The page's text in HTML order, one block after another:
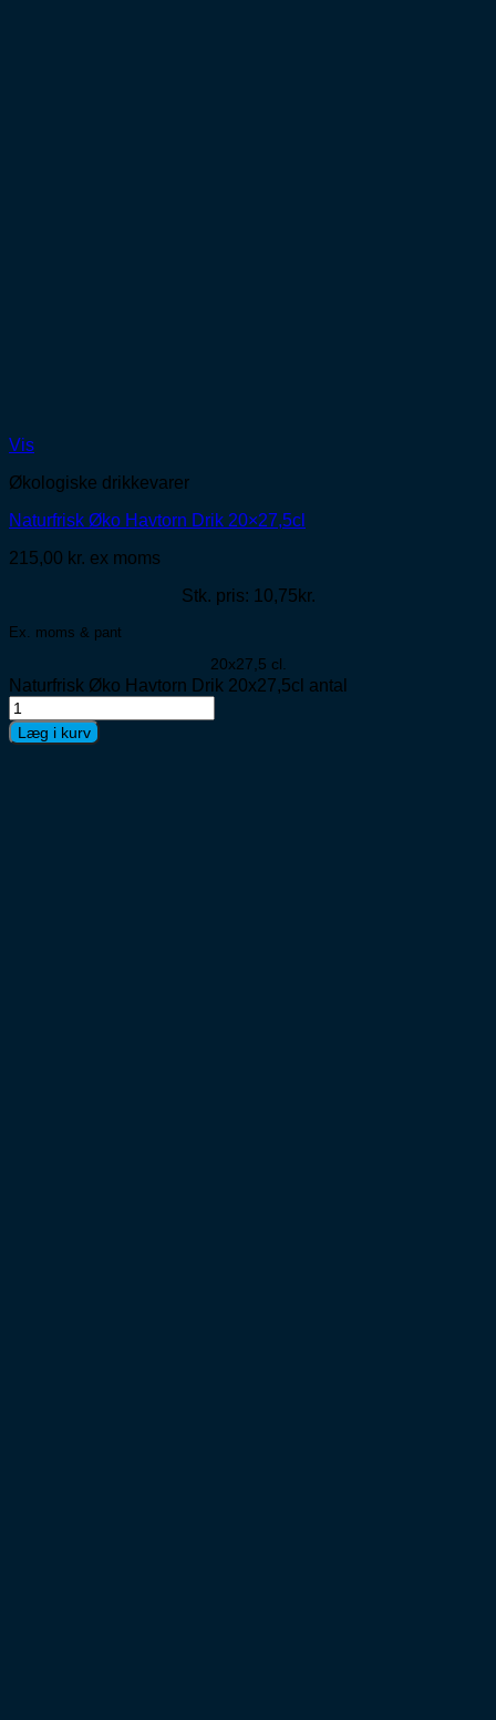
Vis
Økologiske drikkevarer
Naturfrisk Øko Havtorn Drik 20×27,5cl
215,00 kr. ex moms
Stk. pris: 10,75kr.
Ex. moms & pant
20x27,5 cl.
Naturfrisk Øko Havtorn Drik 20x27,5cl antal
Læg i kurv